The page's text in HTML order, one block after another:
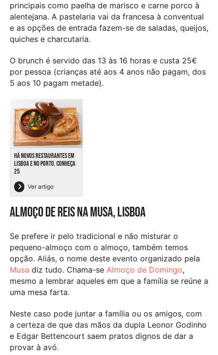
principais como paelha de marisco e carne porco à
alentejana. A pastelaria vai da francesa à conventual
e as opções de entrada fazem-se de saladas, queijos,
quiches e charcutaria.
O brunch é servido das 13 às 16 horas e custa 25€
por pessoa (crianças até aos 4 anos não pagam, dos
5 aos 10 pagam metade).
HÁ NOVOS RESTAURANTES EM
LISBOA E NO PORTO. CONHEÇA
25
Ver artigo
Almoço de Reis na Musa, Lisboa
Se prefere ir pelo tradicional e não misturar o
pequeno-almoço com o almoço, também temos
opção. Aliás, o nome deste evento organizado pela
Musa diz tudo. Chama-se Almoço de Domingo,
mesmo a lembrar aqueles em que a família se reúne a
uma mesa farta.
Neste caso pode juntar a família ou os amigos, com
a certeza de que das mãos da dupla Leonor Godinho
e Edgar Bettencourt saem pratos dignos de dar a
provar à avó.